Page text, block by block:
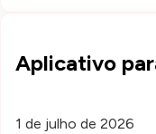
Aplicativo
1 de julho de 2026